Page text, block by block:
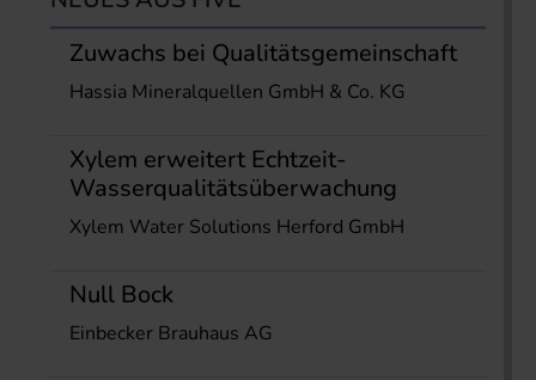
Zuwachs bei Qualitätsgemeinschaft
Hassia Mineralquellen GmbH & Co. KG
Xylem erweitert Echtzeit-
Wasserqualitätsüberwachung
Xylem Water Solutions Herford GmbH
Null Bock
Einbecker Brauhaus AG